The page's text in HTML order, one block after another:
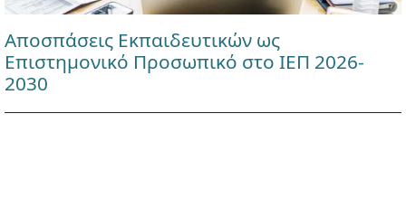
Αποσπάσεις Εκπαιδευτικών ως
Επιστημονικό Προσωπικό στο ΙΕΠ 2026-
2030